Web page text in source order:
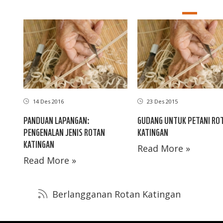
14 Des 2016
PANDUAN LAPANGAN:
PENGENALAN JENIS ROTAN
KATINGAN
Read More »
23 Des 2015
GUDANG UNTUK PETANI
KATINGAN
Read More »
Berlangganan Rotan Katingan